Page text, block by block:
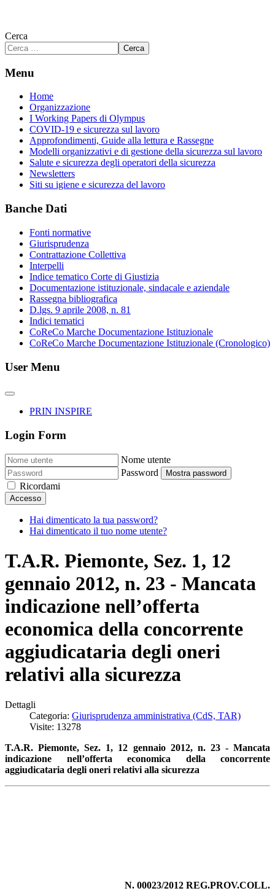
Cerca
Cerca
Menu
Home
Organizzazione
I Working Papers di Olympus
COVID-19 e sicurezza sul lavoro
Approfondimenti, Guide alla lettura e Rassegne
Modelli organizzativi e di gestione della sicurezza sul lavoro
Salute e sicurezza degli operatori della sicurezza
Newsletters
Siti su igiene e sicurezza del lavoro
Banche Dati
Fonti normative
Giurisprudenza
Contrattazione Collettiva
Interpelli
Indice tematico Corte di Giustizia
Documentazione istituzionale, sindacale e aziendale
Rassegna bibliografica
D.lgs. 9 aprile 2008, n. 81
Indici tematici
CoReCo Marche Documentazione Istituzionale
CoReCo Marche Documentazione Istituzionale (Cronologico)
User Menu
PRIN INSPIRE
Login Form
Nome utente
Password
Mostra password
Ricordami
Accesso
Hai dimenticato la tua password?
Hai dimenticato il tuo nome utente?
T.A.R. Piemonte, Sez. 1, 12
gennaio 2012, n. 23 - Mancata
indicazione nell’offerta
economica della concorrente
aggiudicataria degli oneri
relativi alla sicurezza
Dettagli
Categoria: Giurisprudenza amministrativa (CdS, TAR)
Visite: 13278
T.A.R. Piemonte, Sez. 1, 12 gennaio 2012, n. 23 - Mancata
indicazione nell’offerta economica della concorrente
aggiudicataria degli oneri relativi alla sicurezza
N. 00023/2012 REG.PROV.COLL.